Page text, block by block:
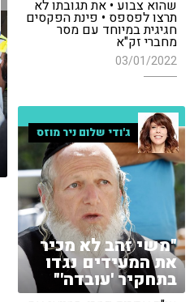
שהוא צבוע • את תגובתו לא
תרצו לפספס • פינת הפקסים
חגיגית במיוחד עם מסר
מחברי זק"א
03/01/2022
ג'ודי שלום ניר מוזס
"משי זהב לא מכיר
את המעידים נגדו
בתחקיר 'עובדה'"